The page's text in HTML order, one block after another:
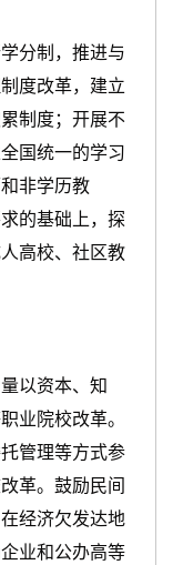
分制，推进与
度改革，建立
制度；开展不
国统一的学习
非学历教
的基础上，探
高校、社区教
以资本、知
业院校改革。
管理等方式参
革。鼓励民间
经济欠发达地
业和公办高等